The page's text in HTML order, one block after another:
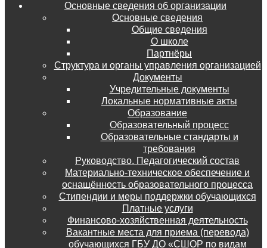
Основные сведения об организации
Основные сведения
Общие сведения
О школе
Партнёры
Структура и органы управления организацией
Документы
Учредительные документы
Локальные нормативные акты
Образование
Образовательный процесс
Образовательные стандарты и
требования
Руководство. Педагогический состав
Материально-техническое обеспечение и
оснащённость образовательного процесса
Стипендии и меры поддержки обучающихся
Платные услуги
Финансово-хозяйственная деятельность
Вакантные места для приема (перевода)
обучающихся ГБУ ДО «СШОР по видам